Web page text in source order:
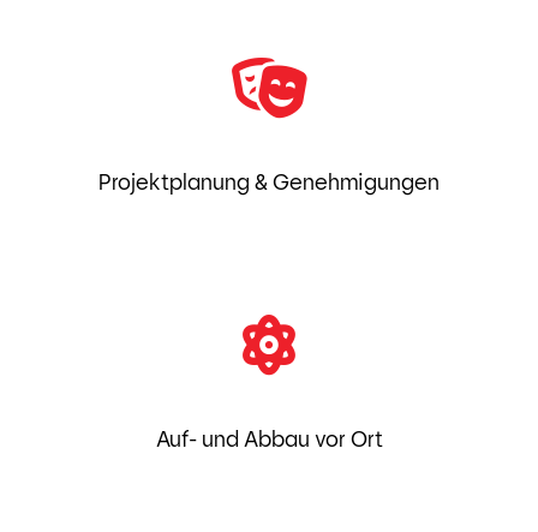
Projektplanung & Genehmigungen
Auf- und Abbau vor Ort